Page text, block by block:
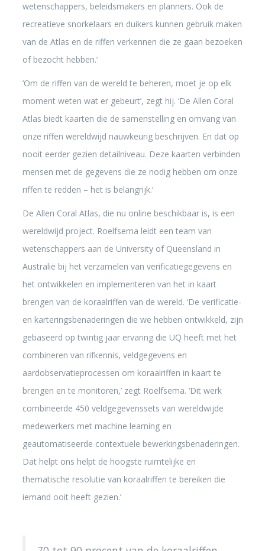
wetenschappers, beleidsmakers en planners. Ook de
recreatieve snorkelaars en duikers kunnen gebruik maken
van de Atlas en de riffen verkennen die ze gaan bezoeken
of bezocht hebben.’
‘Om de riffen van de wereld te beheren, moet je op elk
moment weten wat er gebeurt’, zegt hij. ‘De Allen Coral
Atlas biedt kaarten die de samenstelling en omvang van
onze riffen wereldwijd nauwkeurig beschrijven. En dat op
nooit eerder gezien detailniveau. Deze kaarten verbinden
mensen met de gegevens die ze nodig hebben om onze
riffen te redden – het is belangrijk.’
De Allen Coral Atlas, die nu online beschikbaar is, is een
wereldwijd project. Roelfsema leidt een team van
wetenschappers aan de University of Queensland in
Australië bij het verzamelen van verificatiegegevens en
het ontwikkelen en implementeren van het in kaart
brengen van de koraalriffen van de wereld. ‘De verificatie-
en karteringsbenaderingen die we hebben ontwikkeld, zijn
gebaseerd op twintig jaar ervaring die UQ heeft met het
combineren van rifkennis, veldgegevens en
aardobservatieprocessen om koraalriffen in kaart te
brengen en te monitoren,’ zegt Roelfsema. ‘Dit werk
combineerde 450 veldgegevenssets van wereldwijde
medewerkers met machine learning en
geautomatiseerde contextuele bewerkingsbenaderingen.
Dat helpt ons helpt de hoogste ruimtelijke en
thematische resolutie van koraalriffen te bereiken die
iemand ooit heeft gezien.’